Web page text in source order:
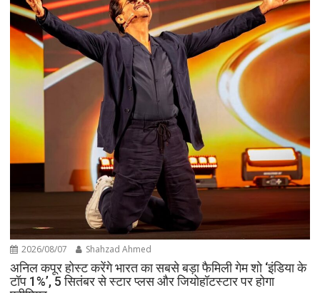
2026/08/07 Shahzad Ahmed
अनिल कपूर होस्ट करेंगे भारत का सबसे बड़ा फैमिली गेम शो ‘इंडिया के
टॉप 1%’, 5 सितंबर से स्टार प्लस और जियोहॉटस्टार पर होगा